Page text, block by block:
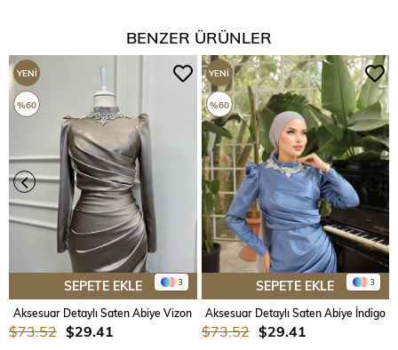
BENZER ÜRÜNLER
3
SEPETE EKLE
Aksesuar Detaylı Saten Abiye Vizon
$29.41
$73.52
YENI
ÜRÜN
%60
3
SEPETE EKLE
Aksesuar Detaylı Saten Abiye İndigo
$29.41
$73.52
YENI
ÜRÜN
%60